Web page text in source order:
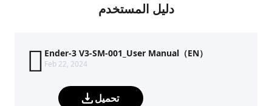
دليل المستخدم
Ender-3 V3-SM-001_User Manual（EN）
Feb 22, 2024
تحميل